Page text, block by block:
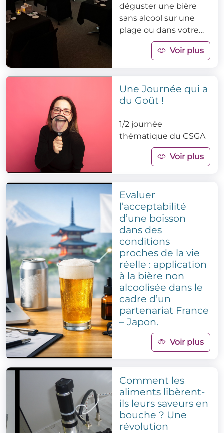
déguster une bière
sans alcool sur une
plage ou dans votre
salon… et mesurer si
l’environnementVoir plus
Une Journée qui a
du Goût !
1/2 journée
thématique du CSGA
Voir plus
Evaluer
l’acceptabilité
d’une boisson
dans des
conditions
proches de la vie
réelle : application
à la bière non
alcoolisée dans le
cadre d’un
partenariat France
– Japon.
Voir plus
Comment les
aliments libèrent-
ils leurs saveurs en
bouche ? Une
révolution